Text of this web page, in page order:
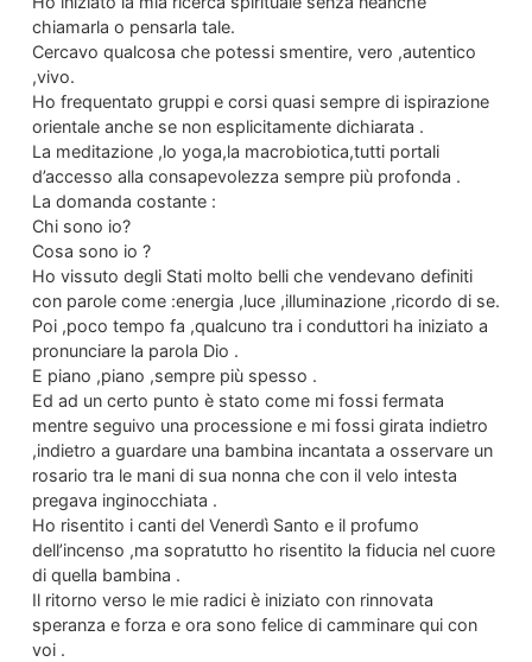
chiamarla o pensarla tale.
Cercavo qualcosa che potessi smentire, vero ,autentico
,vivo.
Ho frequentato gruppi e corsi quasi sempre di ispirazione
orientale anche se non esplicitamente dichiarata .
La meditazione ,lo yoga,la macrobiotica,tutti portali
d’accesso alla consapevolezza sempre più profonda .
La domanda costante :
Chi sono io?
Cosa sono io ?
Ho vissuto degli Stati molto belli che vendevano definiti
con parole come :energia ,luce ,illuminazione ,ricordo di se.
Poi ,poco tempo fa ,qualcuno tra i conduttori ha iniziato a
pronunciare la parola Dio .
E piano ,piano ,sempre più spesso .
Ed ad un certo punto è stato come mi fossi fermata
mentre seguivo una processione e mi fossi girata indietro
,indietro a guardare una bambina incantata a osservare un
rosario tra le mani di sua nonna che con il velo intesta
pregava inginocchiata .
Ho risentito i canti del Venerdì Santo e il profumo
dell’incenso ,ma sopratutto ho risentito la fiducia nel cuore
di quella bambina .
Il ritorno verso le mie radici è iniziato con rinnovata
speranza e forza e ora sono felice di camminare qui con
voi .